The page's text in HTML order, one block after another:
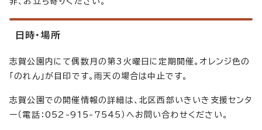
日時・場所
志賀公園内にて偶数月の第3火曜日に定期開催。オレンジ色の
「のれん」が目印です。雨天の場合は中止です。
志賀公園での開催情報の詳細は、北区西部いきいき支援センタ
ー（電話：052-915-7545）へお問い合わせください。